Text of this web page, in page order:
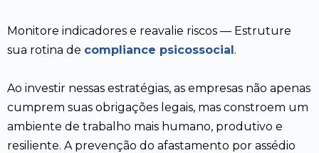
Monitore indicadores e reavalie riscos — Estruture
sua rotina de compliance psicossocial.
Ao investir nessas estratégias, as empresas não apenas
cumprem suas obrigações legais, mas constroem um
ambiente de trabalho mais humano, produtivo e
resiliente. A prevenção do afastamento por assédio